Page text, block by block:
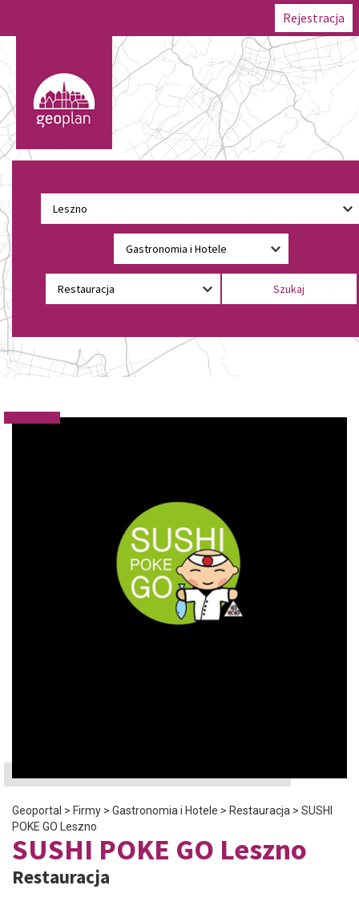
Rejestracja
Geoportal > Firmy > Gastronomia i Hotele > Restauracja > SUSHI
POKE GO Leszno
SUSHI POKE GO Leszno
Restauracja